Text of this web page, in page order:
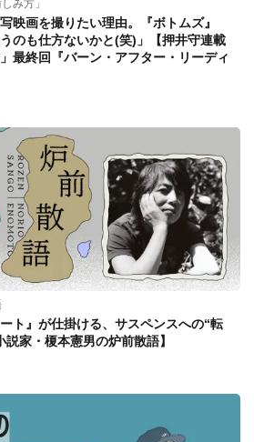
み方」
映画を撮りたい理由。『ボトムズ』
のも仕方ないかと(笑)」【押井守連載
最終回『バーン・アフター・リーディ
ト』が仕掛ける、サスペンスへの“転
家・榎本憲男の炉前散語】